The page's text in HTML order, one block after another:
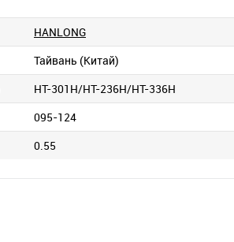
HANLONG
Тайвань (Китай)
HT-301H/HT-236H/HT-336H
095-124
0.55